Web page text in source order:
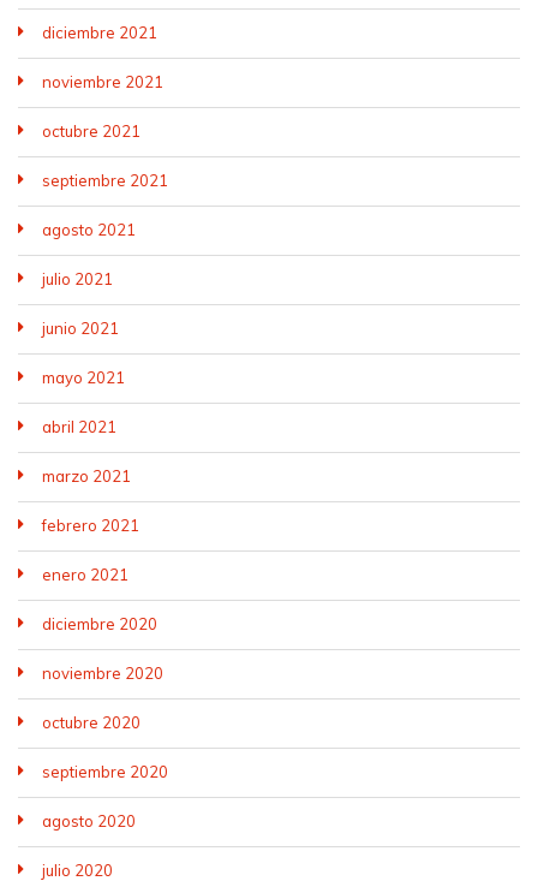
diciembre 2021
noviembre 2021
octubre 2021
septiembre 2021
agosto 2021
julio 2021
junio 2021
mayo 2021
abril 2021
marzo 2021
febrero 2021
enero 2021
diciembre 2020
noviembre 2020
octubre 2020
septiembre 2020
agosto 2020
julio 2020